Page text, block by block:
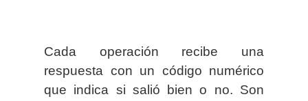
Cada operación recibe una
respuesta con un código numérico
que indica si salió bien o no. Son